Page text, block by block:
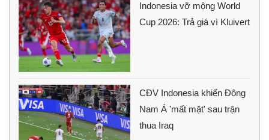
Indonesia vỡ mộng World
Cup 2026: Trả giá vì Kluivert
CĐV Indonesia khiến Đông
Nam Á 'mất mặt' sau trận
thua Iraq